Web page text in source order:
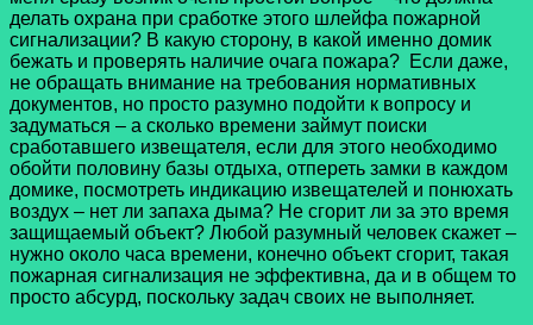
делать охрана при сработке этого шлейфа пожарной
сигнализации? В какую сторону, в какой именно домик
бежать и проверять наличие очага пожара? Если даже,
не обращать внимание на требования нормативных
документов, но просто разумно подойти к вопросу и
задуматься – а сколько времени займут поиски
сработавшего извещателя, если для этого необходимо
обойти половину базы отдыха, отпереть замки в каждом
домике, посмотреть индикацию извещателей и понюхать
воздух – нет ли запаха дыма? Не сгорит ли за это время
защищаемый объект? Любой разумный человек скажет –
нужно около часа времени, конечно объект сгорит, такая
пожарная сигнализация не эффективна, да и в общем то
просто абсурд, поскольку задач своих не выполняет.